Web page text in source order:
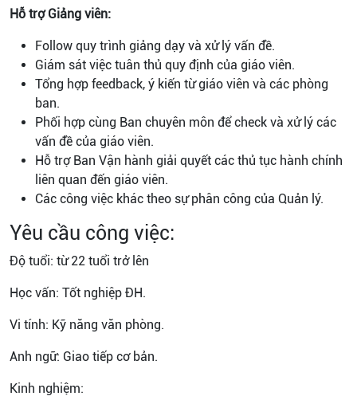
Hỗ trợ Giảng viên:
Follow quy trình giảng dạy và xử lý vấn đề.
Giám sát việc tuân thủ quy định của giáo viên.
Tổng hợp feedback, ý kiến từ giáo viên và các phòng
ban.
Phối hợp cùng Ban chuyên môn để check và xử lý các
vấn đề của giáo viên.
Hỗ trợ Ban Vận hành giải quyết các thủ tục hành chính
liên quan đến giáo viên.
Các công việc khác theo sự phân công của Quản lý.
Yêu cầu công việc:
Độ tuổi: từ 22 tuổi trở lên
Học vấn: Tốt nghiệp ĐH.
Vi tính: Kỹ năng văn phòng.
Anh ngữ: Giao tiếp cơ bản.
Kinh nghiệm: